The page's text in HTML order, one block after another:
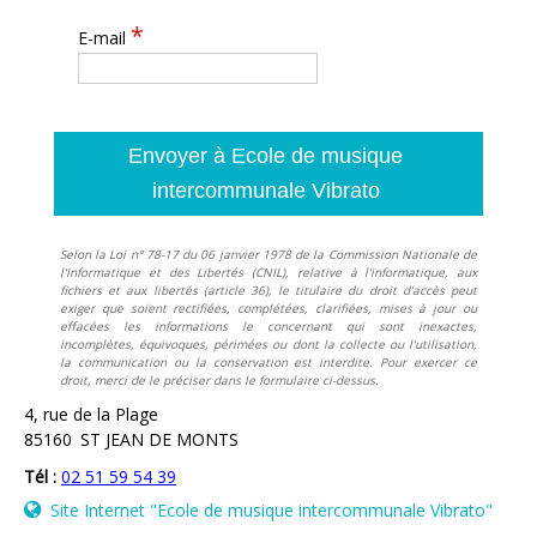
E-mail *
Selon la Loi n° 78-17 du 06 janvier 1978 de la Commission Nationale de
l'Informatique et des Libertés (CNIL), relative à l'informatique, aux
fichiers et aux libertés (article 36), le titulaire du droit d'accès peut
exiger que soient rectifiées, complétées, clarifiées, mises à jour ou
effacées les informations le concernant qui sont inexactes,
incomplètes, équivoques, périmées ou dont la collecte ou l'utilisation,
la communication ou la conservation est interdite. Pour exercer ce
droit, merci de le préciser dans le formulaire ci-dessus.
4, rue de la Plage
85160 ST JEAN DE MONTS
Tél : 02 51 59 54 39
Site Internet "Ecole de musique intercommunale Vibrato"